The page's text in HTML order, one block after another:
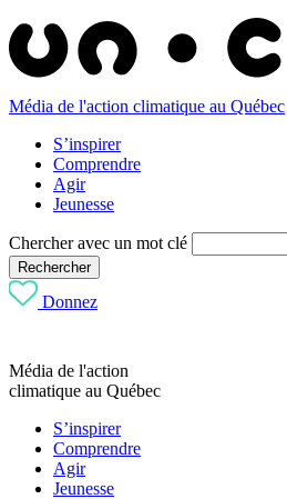
Média de l'action climatique au Québec
S’inspirer
Comprendre
Agir
Jeunesse
Chercher avec un mot clé
Rechercher
Donnez
Média de l'action
climatique au Québec
S’inspirer
Comprendre
Agir
Jeunesse